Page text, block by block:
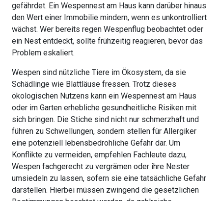
gefährdet. Ein Wespennest am Haus kann darüber hinaus
den Wert einer Immobilie mindern, wenn es unkontrolliert
wächst. Wer bereits regen Wespenflug beobachtet oder
ein Nest entdeckt, sollte frühzeitig reagieren, bevor das
Problem eskaliert.
Wespen sind nützliche Tiere im Ökosystem, da sie
Schädlinge wie Blattläuse fressen. Trotz dieses
ökologischen Nutzens kann ein Wespennest am Haus
oder im Garten erhebliche gesundheitliche Risiken mit
sich bringen. Die Stiche sind nicht nur schmerzhaft und
führen zu Schwellungen, sondern stellen für Allergiker
eine potenziell lebensbedrohliche Gefahr dar. Um
Konflikte zu vermeiden, empfehlen Fachleute dazu,
Wespen fachgerecht zu vergrämen oder ihre Nester
umsiedeln zu lassen, sofern sie eine tatsächliche Gefahr
darstellen. Hierbei müssen zwingend die gesetzlichen